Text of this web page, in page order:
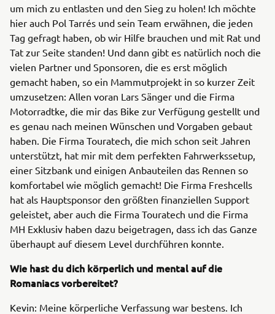
um mich zu entlasten und den Sieg zu holen! Ich möchte
hier auch Pol Tarrés und sein Team erwähnen, die jeden
Tag gefragt haben, ob wir Hilfe brauchen und mit Rat und
Tat zur Seite standen! Und dann gibt es natürlich noch die
vielen Partner und Sponsoren, die es erst möglich
gemacht haben, so ein Mammutprojekt in so kurzer Zeit
umzusetzen: Allen voran Lars Sänger und die Firma
Motorradtke, die mir das Bike zur Verfügung gestellt und
es genau nach meinen Wünschen und Vorgaben gebaut
haben. Die Firma Touratech, die mich schon seit Jahren
unterstützt, hat mir mit dem perfekten Fahrwerkssetup,
einer Sitzbank und einigen Anbauteilen das Rennen so
komfortabel wie möglich gemacht! Die Firma Freshcells
hat als Hauptsponsor den größten finanziellen Support
geleistet, aber auch die Firma Touratech und die Firma
MH Exklusiv haben dazu beigetragen, dass ich das Ganze
überhaupt auf diesem Level durchführen konnte.
Wie hast du dich körperlich und mental auf die
Romaniacs vorbereitet?
Kevin: Meine körperliche Verfassung war bestens. Ich